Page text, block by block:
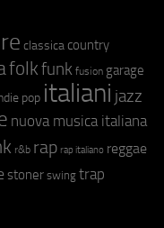
classica country
folkfunk fusion garage
pop italiani jazz
nuova musica italiana
r&b rap rap italiano reggae
stoner swing trap